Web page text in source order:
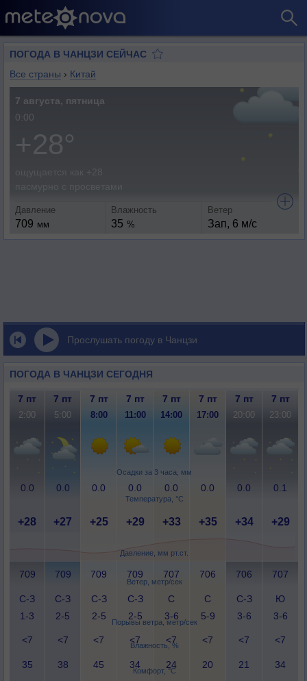
ПОГОДА В ЧАНЦЗИ СЕЙЧАС
Все страны › Китай
7 августа, пятница
0:00
+28°
Давление
709 мм
Влажность
35 %
Ветер
Зап, 6 м/с
Прослушать погоду в Чанцзи
ПОГОДА В ЧАНЦЗИ СЕГОДНЯ
Осадки за 3 часа, мм
Температура, °C
Давление, мм рт.ст.
Ветер, метр/сек
Порывы ветра, метр/сек
Влажность, %
Комфорт, °C
7 пт 7 пт 7 пт 7 пт 7 пт 7 пт 7 пт 7 пт
2:00 5:00 8:00 11:00 14:00 17:00 20:00 23:00
0.0 0.0 0.0 0.0 0.0 0.0 0.0 0.1
+28 +27 +25 +29 +33 +35 +34 +29
709 709 709 709 707 706 706 707
С-З
1-3
С-З
2-5
С-З
2-5
С-З
2-5
С
3-6
С
5-9
С-З
3-6
Ю
3-6
<7 <7 <7 <7 <7 <7 <7 <7
35 38 45 34 24 20 21 34